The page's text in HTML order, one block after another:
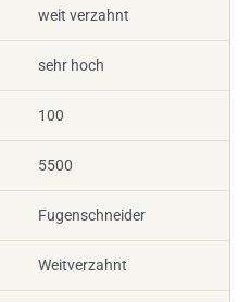
weit verzahnt
sehr hoch
100
5500
Fugenschneider
Weitverzahnt